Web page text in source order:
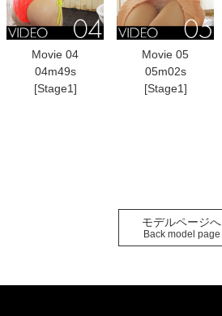
Movie 04
04m49s
[Stage1]
Movie 05
05m02s
[Stage1]
モデルページへ
Back model page